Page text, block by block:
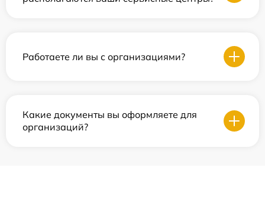
Работаете ли вы с организациями?
Какие документы вы оформляете для
организаций?